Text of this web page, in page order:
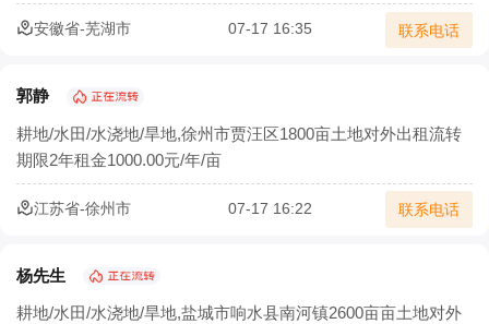
安徽省-芜湖市 07-17 16:35 联系电话
郭静
耕地/水田/水浇地/旱地,徐州市贾汪区1800亩土地对外出租流转
期限2年租金1000.00元/年/亩
江苏省-徐州市 07-17 16:22 联系电话
杨先生
耕地/水田/水浇地/旱地,盐城市响水县南河镇2600亩亩土地对外